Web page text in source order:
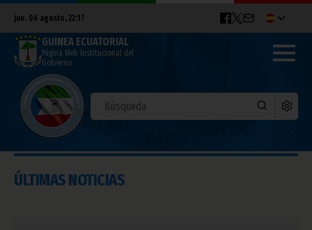
jue. 06 agosto, 22:17
GUINEA ECUATORIAL
Página Web Institucional del
Gobierno
ÚLTIMAS NOTICIAS